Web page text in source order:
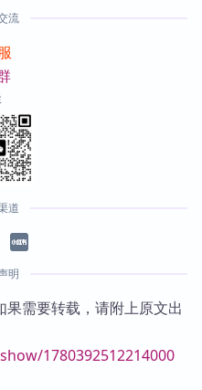
流
道
明
需要转载，请附上原文出
1780392512214000